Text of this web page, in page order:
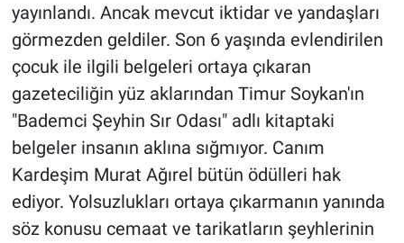
yayınlandı. Ancak mevcut iktidar ve yandaşları
görmezden geldiler. Son 6 yaşında evlendirilen
çocuk ile ilgili belgeleri ortaya çıkaran
gazeteciliğin yüz aklarından Timur Soykan'ın
"Bademci Şeyhin Sır Odası" adlı kitaptaki
belgeler insanın aklına sığmıyor. Canım
Kardeşim Murat Ağırel bütün ödülleri hak
ediyor. Yolsuzlukları ortaya çıkarmanın yanında
söz konusu cemaat ve tarikatların şeyhlerinin